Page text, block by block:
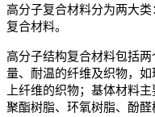
高分子复合材料分为两大
复合材料。
高分子结构复合材料包括
量、耐温的纤维及织物，
上纤维的织物；基体材料
聚酯树脂、环氧树脂、酚